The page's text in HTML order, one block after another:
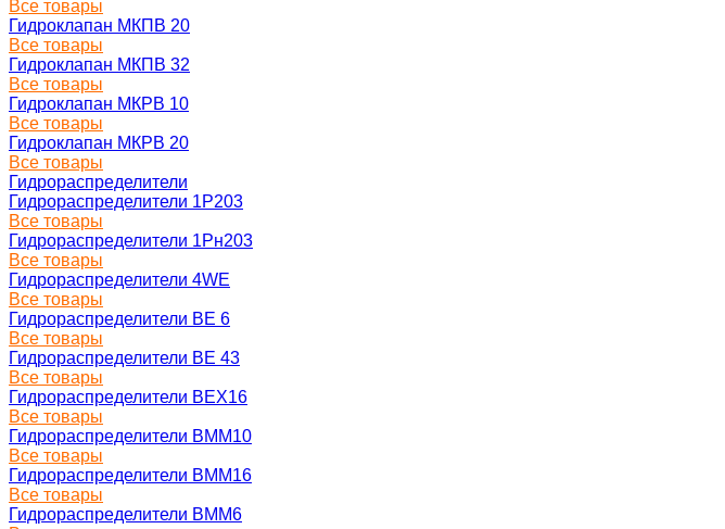
Все товары
Гидроклапан МКПВ 20
Все товары
Гидроклапан МКПВ 32
Все товары
Гидроклапан МКРВ 10
Все товары
Гидроклапан МКРВ 20
Все товары
Гидрораспределители
Гидрораспределители 1Р203
Все товары
Гидрораспределители 1Рн203
Все товары
Гидрораспределители 4WE
Все товары
Гидрораспределители ВЕ 6
Все товары
Гидрораспределители ВЕ 43
Все товары
Гидрораспределители ВЕХ16
Все товары
Гидрораспределители ВММ10
Все товары
Гидрораспределители ВММ16
Все товары
Гидрораспределители ВММ6